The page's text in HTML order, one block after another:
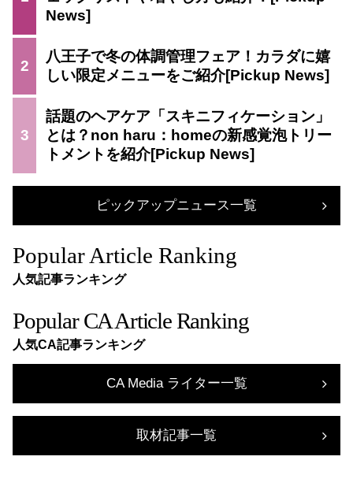
2
八王子で冬の体調管理フェア！カラダに嬉
しい限定メニューをご紹介
3
話題のヘアケア「スキニフィケーション」
とは？non haru：homeの新感覚泡トリー
トメントを紹介
ピックアップニュース一覧
Popular Article Ranking
人気記事ランキング
Popular CA Article Ranking
人気CA記事ランキング
CA Media ライター一覧
取材記事一覧